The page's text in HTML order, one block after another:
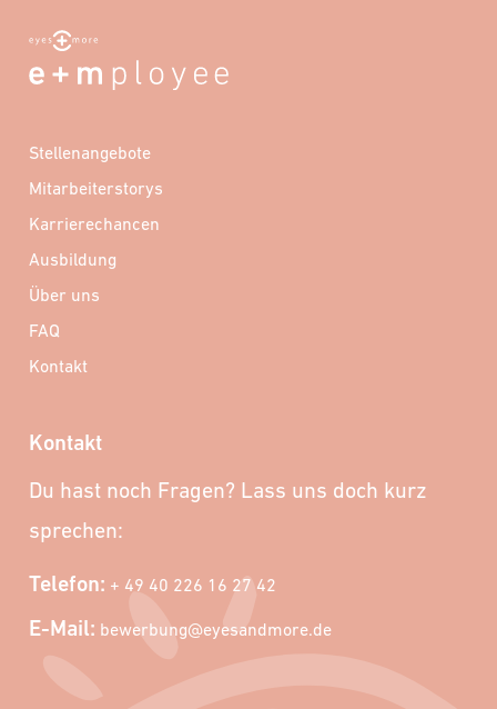
Stellenangebote
Mitarbeiterstorys
Karrierechancen
Ausbildung
Über uns
FAQ
Kontakt
Kontakt
Du hast noch Fragen? Lass uns doch kurz
sprechen:
Telefon: + 49 40 226 16 27 42
E-Mail: bewerbung@eyesandmore.de